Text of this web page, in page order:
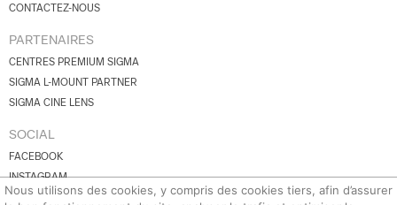
Nous utilisons des cookies, y compris des cookies tiers, afin d’assurer
CONTACTEZ-NOUS
PARTENAIRES
CENTRES PREMIUM SIGMA
SIGMA L-MOUNT PARTNER
SIGMA CINE LENS
SOCIAL
FACEBOOK
INSTAGRAM
YOUTUBE